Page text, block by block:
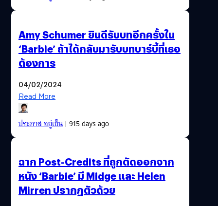
Amy Schumer ยินดีรับบทอีกครั้งใน
‘Barbie’ ถ้าได้กลับมารับบทบาร์บี้ที่เธอ
ต้องการ
04/02/2024
Read More
ประภาส อยู่เย็น| 915 days ago
ฉาก Post-Credits ที่ถูกตัดออกจาก
หนัง ‘Barbie’ มี Midge และ Helen
Mirren ปรากฏตัวด้วย